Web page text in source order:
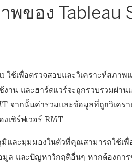
ของ Tableau
ใช้เพื่อตรวจสอบและวิเคราะห์สภา
าน และฮาร์ดแวร์จะถูกรวบรวมผ่าน
จากนั้นค่ารวมและข้อมูลที่ถูกวิเคร
เซิร์ฟเวอร์ RMT
มิและมุมมองในตัวที่คุณสามารถใช้เพื่
ล และปัญหาวิกฤติอื่นๆ หากต้องการ